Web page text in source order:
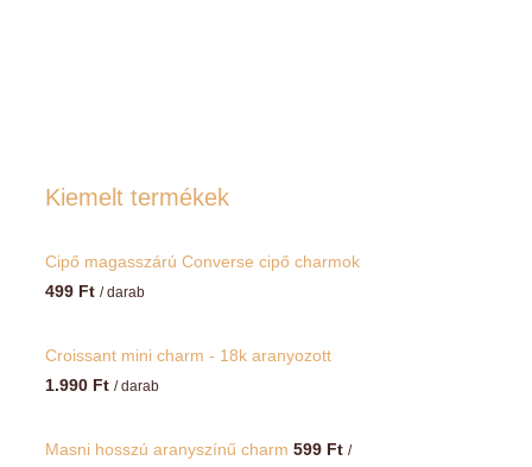
Kiemelt termékek
Cipő magasszárú Converse cipő charmok
499 Ft / darab
Croissant mini charm - 18k aranyozott
1.990 Ft / darab
Masni hosszú aranyszínű charm 599 Ft /